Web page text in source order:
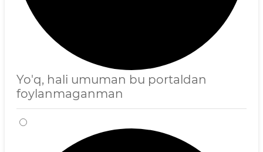
Yo'q, hali umuman bu portaldan
foylanmaganman